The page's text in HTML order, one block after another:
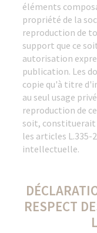
éléments
propriété de la
reproduction de
support que ce
autorisation
publication. Les
copie qu'à titre
au seul usage
reproduction de
soit, constituerait
les articles L.335-
intellectuelle.
RESPECT